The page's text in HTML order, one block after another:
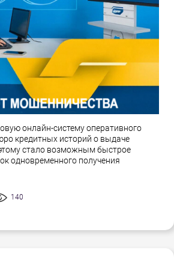
онлайн-систему оперативного
кредитных историй о выдаче
стало возможным быстрое
одновременного получения
140